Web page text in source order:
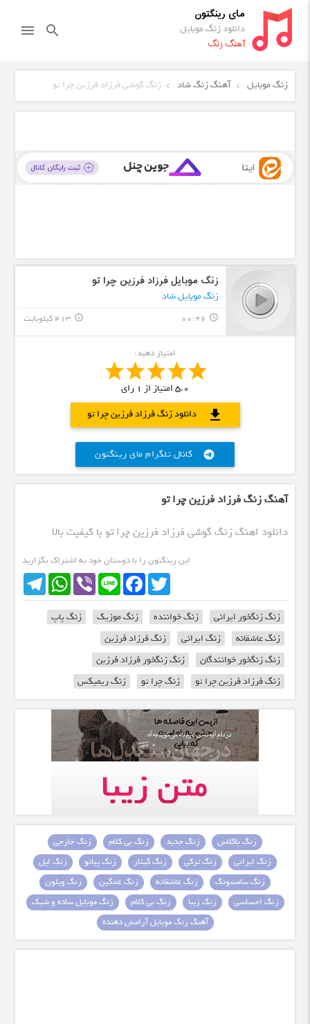
مای رینگتون
دانلود زنگ موبایل
آهنگ زنگ
search
menu
زنگ موبایل آهنگ زنگ شاد زنگ گوشی فرزاد فرزین چرا تو
زنگ موبایل فرزاد فرزین چرا تو
زنگ موبایل شاد
query_builder
00:26 413 کیلوبایت info_outline
امتیاز دهید:
5.0امتیاز از 1 رای
دانلود زنگ فرزاد فرزین چرا تو
download
کانال تلگرام مای رینگتون telegram
آهنگ زنگ فرزاد فرزین چرا تو
دانلود اهنگ زنگ گوشی فرزاد فرزین چرا تو با کیفیت بالا
این رینگتون را با دوستان خود به اشتراک بگزارید
TelegramWhatsApp Viber Line
FacebookTwitter
زنگ زنگخور ایرانی زنگ خواننده زنگ موزیک
زنگ پاپ
زنگ عاشقانه
زنگ ایرانی
زنگ فرزاد فرزین
زنگ زنگخور خوانندگان
زنگ زنگخور فرزاد فرزین
زنگ فرزاد فرزین چرا تو
زنگ چرا تو زنگ ریمیکس
زنگ باکلاس زنگ جدید زنگ بی کلام
زنگ خارجی
زنگ ایرانی
زنگ ترکی زنگ گیتار زنگ پیانو
زنگ اپل
زنگ سامسونگ
زنگ عاشقانه زنگ غمگین
زنگ ویلون
زنگ احساسی
زنگ زیبا زنگ بی کلام
زنگ موبایل ساده و شیک
آهنگ زنگ موبایل آرامش دهنده